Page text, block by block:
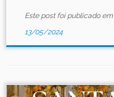
Este post foi publicado em
13/05/2024